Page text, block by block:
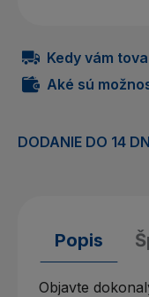
Kedy vám
Aké sú
DODANIE DO 14
Popis
Objavte